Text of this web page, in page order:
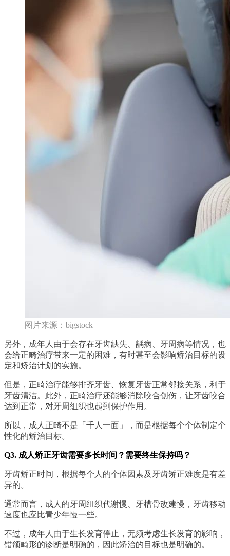
图片来源：bigstock
另外，成年人由于会存在牙齿缺失、龋病、牙周病等情况，也
会给正畸治疗带来一定的困难，有时甚至会影响矫治目标的设
定和矫治计划的实施。
但是，正畸治疗能够排齐牙齿、恢复牙齿正常邻接关系，利于
牙齿清洁。此外，正畸治疗还能够消除咬合创伤，让牙齿咬合
达到正常，对牙周组织也起到保护作用。
所以，成人正畸不是「千人一面」，而是根据每个个体制定个
性化的矫治目标。
Q3. 成人矫正牙齿需要多长时间？需要终生保持吗？
牙齿矫正时间，根据每个人的个体因素及牙齿矫正难度是有差
异的。
通常而言，成人的牙周组织代谢慢、牙槽骨改建慢，牙齿移动
速度也应比青少年慢一些。
不过，成年人由于生长发育停止，无须考虑生长发育的影响，
错颌畸形的诊断是明确的，因此矫治的目标也是明确的。